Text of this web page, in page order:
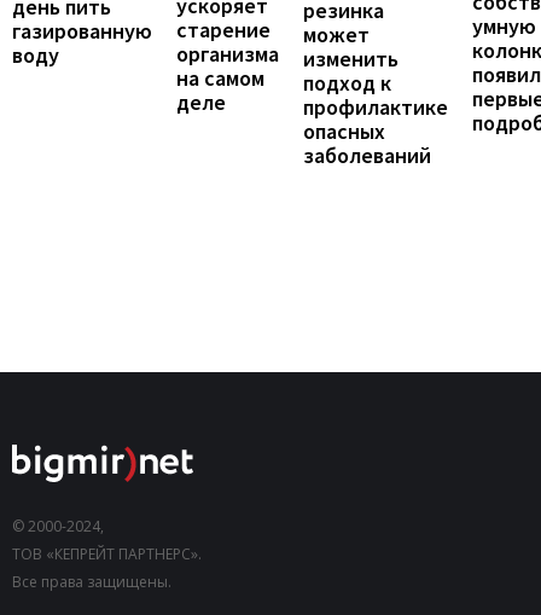
день пить
газированную
воду
старение
организма
на самом
деле
резинка
может
изменить
подход к
профилактике
опасных
заболеваний
умную
© 2000-2024,
ТОВ «КЕПРЕЙТ ПАРТНЕРС».
Все права защищены.